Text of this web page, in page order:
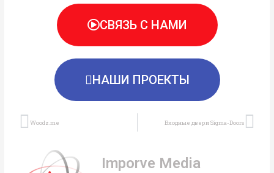
СВЯЗЬ С НАМИ
НАШИ ПРОЕКТЫ
Prev
Woodz.me Входные двери Sigma-Doors
Imporve Media